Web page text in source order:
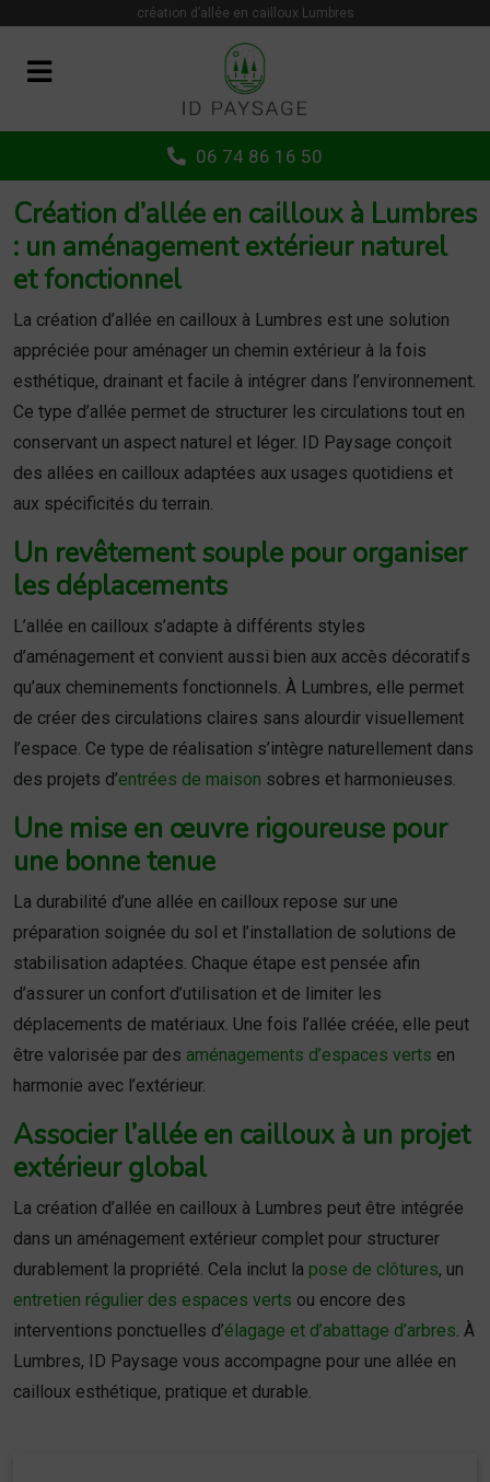
création d’allée en cailloux Lumbres
06 74 86 16 50
Création d’allée en cailloux à Lumbres
: un aménagement extérieur naturel
et fonctionnel
La création d’allée en cailloux à Lumbres est une solution
appréciée pour aménager un chemin extérieur à la fois
esthétique, drainant et facile à intégrer dans l’environnement.
Ce type d’allée permet de structurer les circulations tout en
conservant un aspect naturel et léger. ID Paysage conçoit
des allées en cailloux adaptées aux usages quotidiens et
aux spécificités du terrain.
Un revêtement souple pour organiser
les déplacements
L’allée en cailloux s’adapte à différents styles
d’aménagement et convient aussi bien aux accès décoratifs
qu’aux cheminements fonctionnels. À Lumbres, elle permet
de créer des circulations claires sans alourdir visuellement
l’espace. Ce type de réalisation s’intègre naturellement dans
des projets d’entrées de maison sobres et harmonieuses.
Une mise en œuvre rigoureuse pour
une bonne tenue
La durabilité d’une allée en cailloux repose sur une
préparation soignée du sol et l’installation de solutions de
stabilisation adaptées. Chaque étape est pensée afin
d’assurer un confort d’utilisation et de limiter les
déplacements de matériaux. Une fois l’allée créée, elle peut
être valorisée par des aménagements d’espaces verts en
harmonie avec l’extérieur.
Associer l’allée en cailloux à un projet
extérieur global
La création d’allée en cailloux à Lumbres peut être intégrée
dans un aménagement extérieur complet pour structurer
durablement la propriété. Cela inclut la pose de clôtures, un
entretien régulier des espaces verts ou encore des
interventions ponctuelles d’élagage et d’abattage d’arbres. À
Lumbres, ID Paysage vous accompagne pour une allée en
cailloux esthétique, pratique et durable.
Panneau de gestion des cookies